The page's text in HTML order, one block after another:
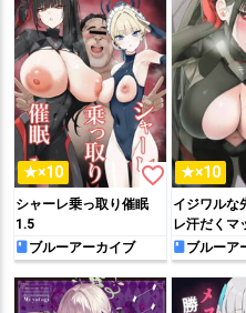
★×10 favorite_border
シャーレ乗っ取り催眠
1.5
ブルーアーカイブ
★×10
イジワルな
レ汗だくマ
ブルーア